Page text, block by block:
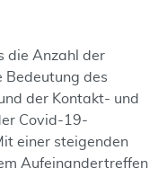
die Anzahl der
Bedeutung des
der Kontakt- und
Covid-19-
einer steigenden
Aufeinandertreffen